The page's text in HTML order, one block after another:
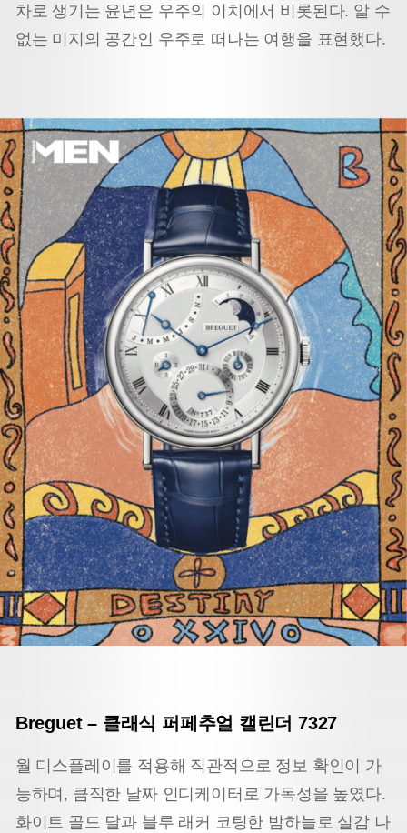
차로 생기는 윤년은 우주의 이치에서 비롯된다. 알 수
없는 미지의 공간인 우주로 떠나는 여행을 표현했다.
Breguet– 클래식 퍼페추얼 캘린더 7327
월 디스플레이를 적용해 직관적으로 정보 확인이 가
능하며, 큼직한 날짜 인디케이터로 가독성을 높였다.
화이트 골드 달과 블루 래커 코팅한 밤하늘로 실감 나